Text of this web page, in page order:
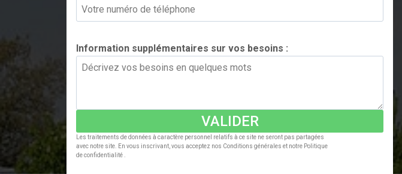
Information supplémentaires sur vos besoins :
VALIDER
Les traitements de données à caractère personnel relatifs à ce site ne seront pas partagées
avec notre site. En vous inscrivant, vous acceptez nos Conditions générales et notre Politique
de confidentialité .